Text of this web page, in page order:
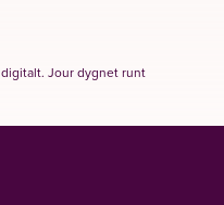
Jour dygnet runt